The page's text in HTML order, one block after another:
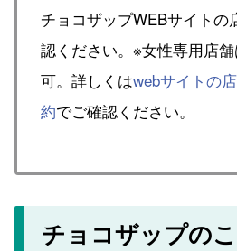
チョコザップWEBサイトの
認ください。※女性専用店
可。詳しくはwebサイトの
約でご確認ください。
チョコザップの